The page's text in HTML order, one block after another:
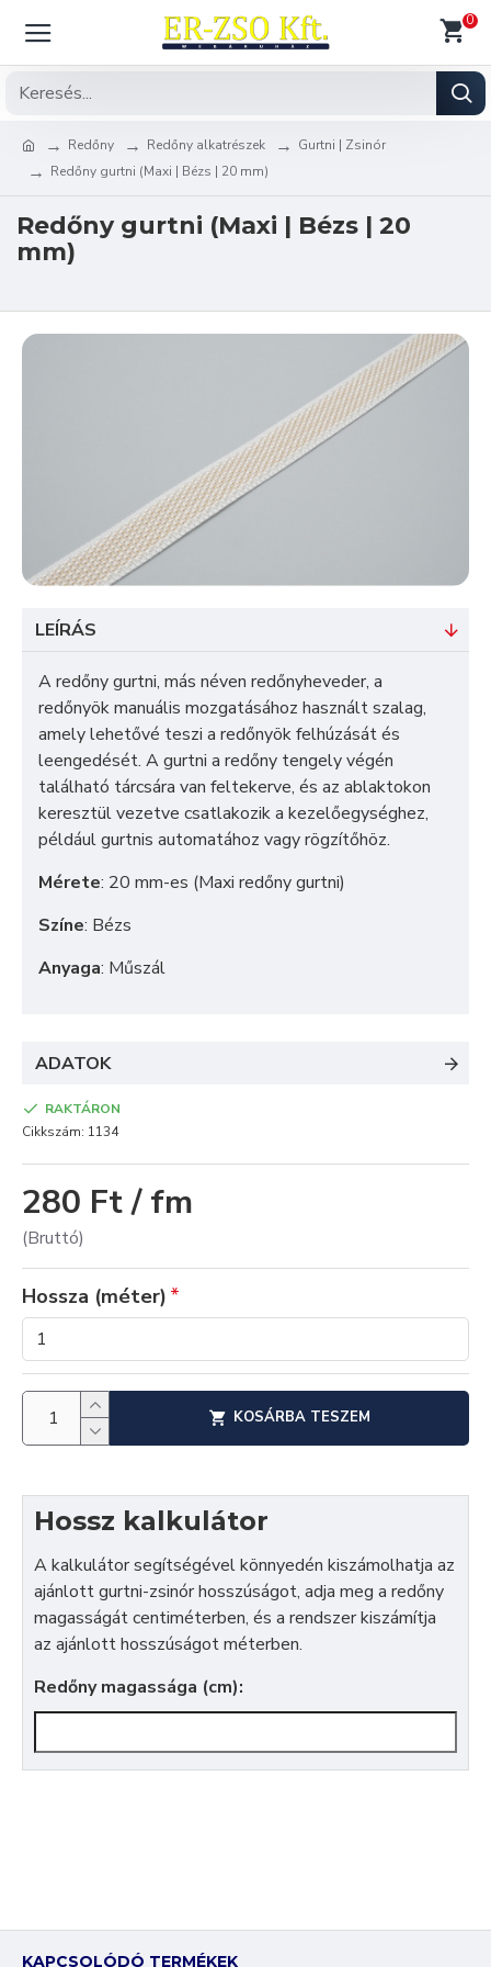
0
Redőny Redőny alkatrészek
Gurtni | Zsinór
Redőny gurtni (Maxi | Bézs | 20 mm)
Redőny gurtni (Maxi | Bézs | 20
mm)
LEÍRÁS
A redőny gurtni, más néven redőnyheveder, a
redőnyök manuális mozgatásához használt szalag,
amely lehetővé teszi a redőnyök felhúzását és
leengedését. A gurtni a redőny tengely végén
található tárcsára van feltekerve, és az ablaktokon
keresztül vezetve csatlakozik a kezelőegységhez,
például gurtnis automatához vagy rögzítőhöz.
Mérete: 20 mm-es (Maxi redőny gurtni)
Színe: Bézs
Anyaga: Műszál
ADATOK
280 Ft / fm
(Bruttó)
RAKTÁRON
Cikkszám: 1134
Hossza (méter)
KOSÁRBA TESZEM
Hossz kalkulátor
A kalkulátor segítségével könnyedén kiszámolhatja az
ajánlott gurtni-zsinór hosszúságot, adja meg a redőny
magasságát centiméterben, és a rendszer kiszámítja
az ajánlott hosszúságot méterben.
Redőny magassága (cm):
KAPCSOLÓDÓ TERMÉKEK